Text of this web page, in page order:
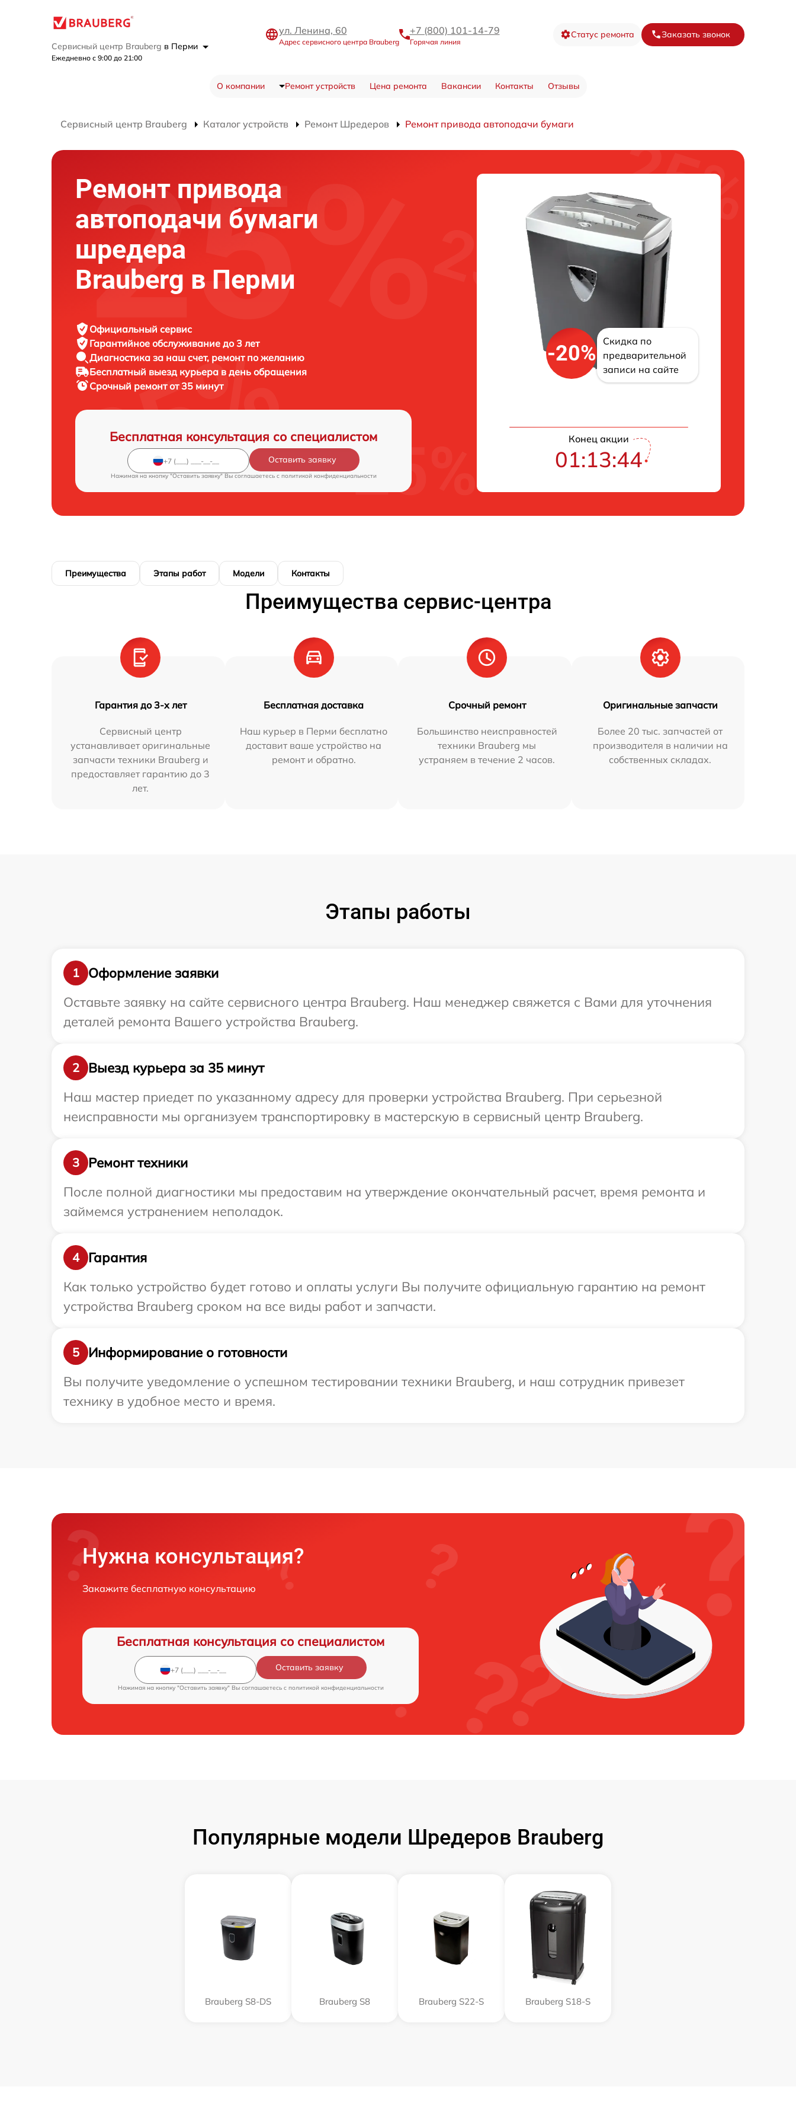
Сервисный центр Brauberg в Перми
Ежедневно с 9:00 до 21:00
ул. Ленина, 60
Адрес сервисного центра Brauberg
+7 (800) 101-14-79
Горячая линия
Статус ремонта Заказать звонок
О компании Ремонт устройств Цена ремонта Вакансии Контакты Отзывы
Сервисный центр Brauberg Каталог устройств Ремонт Шредеров Ремонт привода автоподачи бумаги
Ремонт привода
автоподачи бумаги
шредера
Brauberg в Перми
Официальный сервис
Гарантийное обслуживание до 3 лет
Диагностика за наш счет, ремонт по желанию
Бесплатный выезд курьера в день обращения
Срочный ремонтот 35 минут
Бесплатная консультация со специалистом
Оставить заявку
Нажимая на кнопку "Оставить заявку" Вы соглашаетесь c политикой конфиденциальности
-20%
Скидка по
предварительной
записи на сайте
Конец акции
01:13:43
Преимущества Этапы работ Модели Контакты
Преимущества сервис-центра
Гарантия до 3-х лет
Сервисный центр
устанавливает оригинальные
запчасти техники Brauberg и
предоставляет гарантию до 3
лет.
Бесплатная доставка
Наш курьер в Перми бесплатно
доставит ваше устройство на
ремонт и обратно.
Срочный ремонт
Большинство неисправностей
техники Brauberg мы
устраняем в течение 2 часов.
Оригинальные запчасти
Более 20 тыс. запчастей от
производителя в наличии на
собственных складах.
Этапы работы
1
Оформление заявки
Оставьте заявку на сайте сервисного центра Brauberg. Наш менеджер свяжется с Вами для уточнения
деталей ремонта Вашего устройства Brauberg.
2
Выезд курьера за 35 минут
Наш мастер приедет по указанному адресу для проверки устройства Brauberg. При серьезной
неисправности мы организуем транспортировку в мастерскую в сервисный центр Brauberg.
3
Ремонт техники
После полной диагностики мы предоставим на утверждение окончательный расчет, время ремонта и
займемся устранением неполадок.
4
Гарантия
Как только устройство будет готово и оплаты услуги Вы получите официальную гарантию на ремонт
устройства Brauberg сроком на все виды работ и запчасти.
5
Информирование о готовности
Вы получите уведомление о успешном тестировании техники Brauberg, и наш сотрудник привезет
технику в удобное место и время.
Нужна консультация?
Закажите бесплатную консультацию
Бесплатная консультация со специалистом
Оставить заявку
Нажимая на кнопку "Оставить заявку" Вы соглашаетесь c политикой конфиденциальности
Популярные модели Шредеров Brauberg
Brauberg S8-DS Brauberg S8 Brauberg S22-S Brauberg S18-S